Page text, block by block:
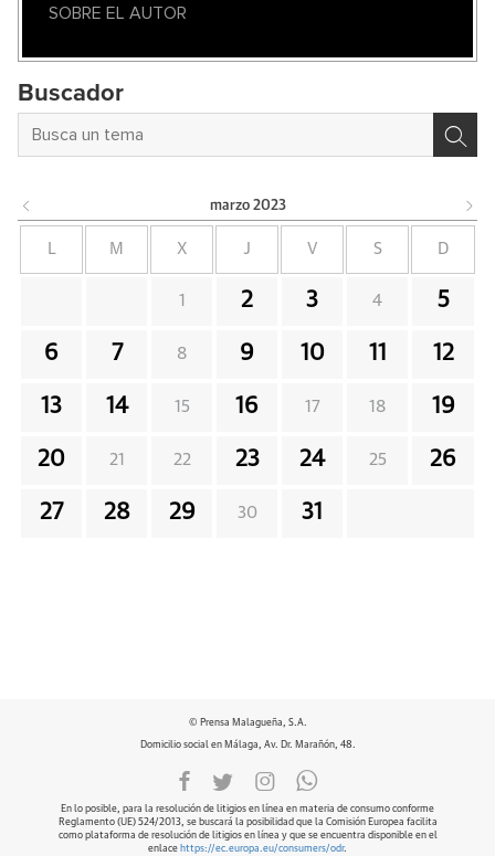
SOBRE EL AUTOR
Buscador
marzo 2023
L M X J V S D
1 2 3 4 5
6 7 8 9 10 11 12
13 14 15 16 17 18 19
20 21 22 23 24 25 26
27 28 29 30 31
© Prensa Malagueña, S.A.
Domicilio social en Málaga, Av. Dr. Marañón, 48.
En lo posible, para la resolución de litigios en línea en materia de consumo conforme
Reglamento (UE) 524/2013, se buscará la posibilidad que la Comisión Europea facilita
como plataforma de resolución de litigios en línea y que se encuentra disponible en el
enlace https://ec.europa.eu/consumers/odr.